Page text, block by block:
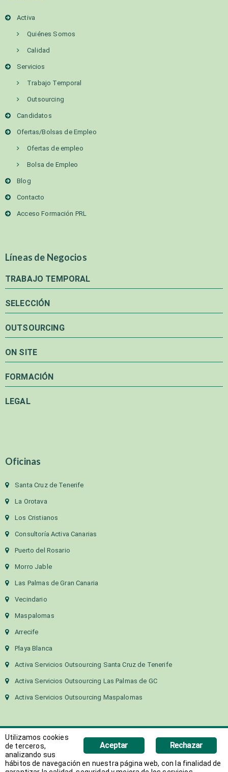
Activa
Quiénes Somos
Calidad
Servicios
Trabajo Temporal
Outsourcing
Candidatos
Ofertas/Bolsas de Empleo
Ofertas de empleo
Bolsa de Empleo
Blog
Contacto
Acceso Formación PRL
Líneas de Negocios
TRABAJO TEMPORAL
SELECCIÓN
OUTSOURCING
ON SITE
FORMACIÓN
LEGAL
Oficinas
Santa Cruz de Tenerife
La Orotava
Los Cristianos
Consultoría Activa Canarias
Puerto del Rosario
Morro Jable
Las Palmas de Gran Canaria
Vecindario
Maspalomas
Arrecife
Playa Blanca
Activa Servicios Outsourcing Santa Cruz de Tenerife
Activa Servicios Outsourcing Las Palmas de GC
Activa Servicios Outsourcing Maspalomas
Rechazar
Aceptar
Utilizamos cookies
de terceros,
analizando sus
hábitos de navegación en nuestra página web, con la finalidad de